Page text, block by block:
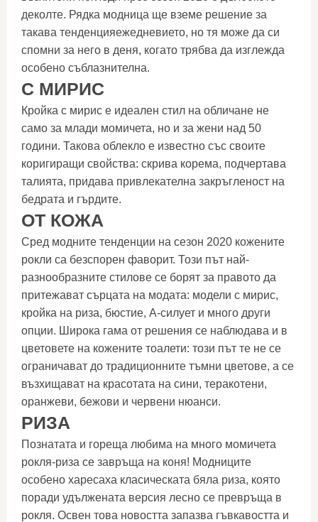
деколте. Рядка модница ще вземе решение за
такава тенденцияежедневието, но тя може да си
спомни за него в деня, когато трябва да изглежда
особено съблазнителна.
С МИРИС
Кройка с мирис е идеален стил на обличане не
само за млади момичета, но и за жени над 50
години. Такова облекло е известно със своите
коригиращи свойства: скрива корема, подчертава
талията, придава привлекателна закръгленост на
бедрата и гърдите.
ОТ КОЖА
Сред модните тенденции на сезон 2020 кожените
рокли са безспорен фаворит. Този път най-
разнообразните стилове се борят за правото да
притежават сърцата на модата: модели с мирис,
кройка на риза, бюстие, А-силует и много други
опции. Широка гама от решения се наблюдава и в
цветовете на кожените тоалети: този път те не се
ограничават до традиционните тъмни цветове, а се
възхищават на красотата на сини, теракотени,
оранжеви, бежови и червени нюанси.
РИЗА
Познатата и гореща любима на много момичета
рокля-риза се завръща на коня! Модниците
особено харесаха класическата бяла риза, която
поради удължената версия лесно се превръща в
рокля. Освен това новостта запазва гъвкавостта и